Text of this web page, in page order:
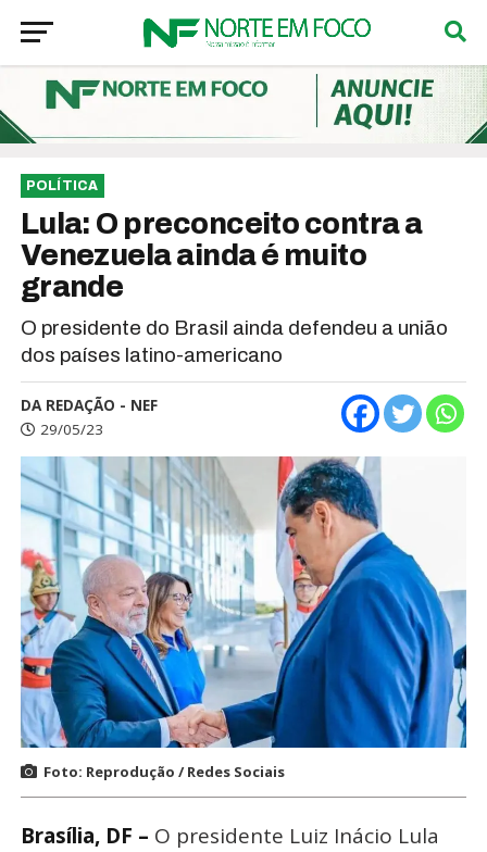
POLÍTICA
Lula: O preconceito contra a
Venezuela ainda é muito
grande
O presidente do Brasil ainda defendeu a união
dos países latino-americano
DA REDAÇÃO - NEF
29/05/23
Foto: Reprodução / Redes Sociais
Brasília, DF – O presidente Luiz Inácio Lula